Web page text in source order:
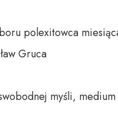
polexitowca
Gruca
myśli,